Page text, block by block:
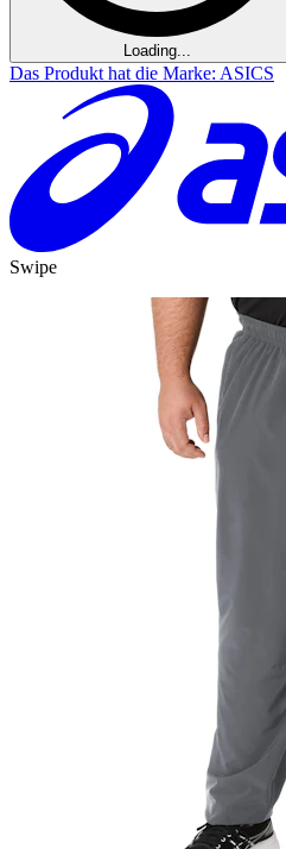
Loading...
Das Produkt hat die Marke: ASICS
Swipe